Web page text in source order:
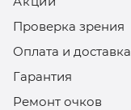
Проверка зрения
Оплата и доставка
Гарантия
Ремонт очков